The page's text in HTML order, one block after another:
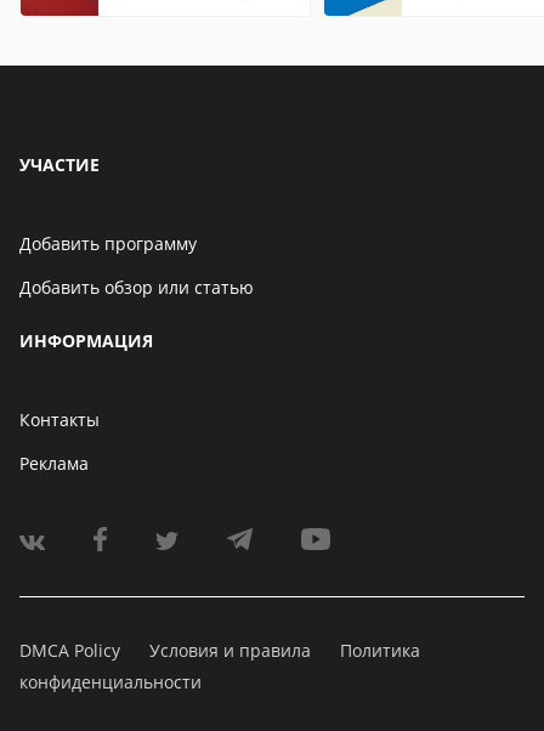
УЧАСТИЕ
Добавить программу
Добавить обзор или статью
ИНФОРМАЦИЯ
Контакты
Реклама
DMCA Policy Условия и правила
Политика
конфиденциальности